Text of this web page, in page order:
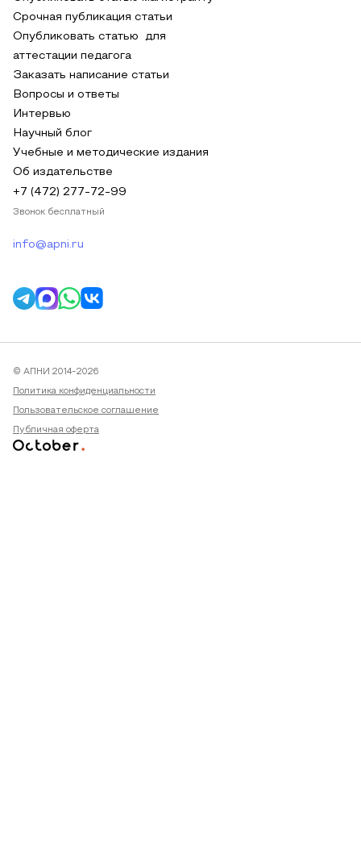
Срочная публикация статьи
Опубликовать статью для
аттестации педагога
Заказать написание статьи
Вопросы и ответы
Интервью
Научный блог
Учебные и методические издания
Об издательстве
+7 (472) 277-72-99
Звонок бесплатный
info@apni.ru
© АПНИ 2014-2026
Политика конфиденциальности
Пользовательское соглашение
Публичная оферта